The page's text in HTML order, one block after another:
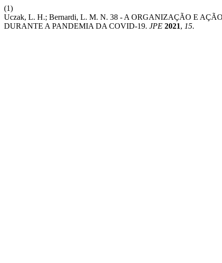
(1)
Uczak, L. H.; Bernardi, L. M. N. 38 - A ORGANIZAÇÃO E
DURANTE A PANDEMIA DA COVID-19. JPE 2021, 15.